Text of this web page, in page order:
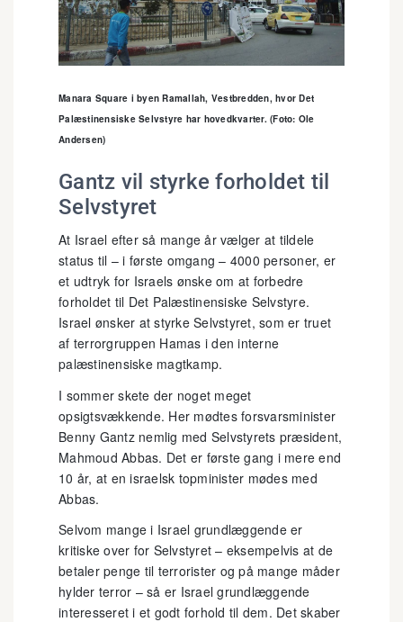
Manara Square i byen Ramallah, Vestbredden, hvor Det
Palæstinensiske Selvstyre har hovedkvarter. (Foto: Ole
Andersen)
Gantz vil styrke forholdet til
Selvstyret
At Israel efter så mange år vælger at tildele
status til – i første omgang – 4000 personer, er
et udtryk for Israels ønske om at forbedre
forholdet til Det Palæstinensiske Selvstyre.
Israel ønsker at styrke Selvstyret, som er truet
af terrorgruppen Hamas i den interne
palæstinensiske magtkamp.
I sommer skete der noget meget
opsigtsvækkende. Her mødtes forsvarsminister
Benny Gantz nemlig med Selvstyrets præsident,
Mahmoud Abbas. Det er første gang i mere end
10 år, at en israelsk topminister mødes med
Abbas.
Selvom mange i Israel grundlæggende er
kritiske over for Selvstyret – eksempelvis at de
betaler penge til terrorister og på mange måder
hylder terror – så er Israel grundlæggende
interesseret i et godt forhold til dem. Det skaber